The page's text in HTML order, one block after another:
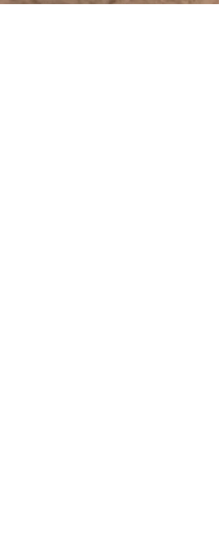
scootershop.com